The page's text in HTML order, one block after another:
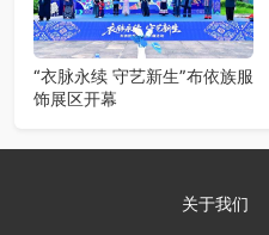
“衣脉永续 守艺新生”布依族服
饰展区开幕
关于我们